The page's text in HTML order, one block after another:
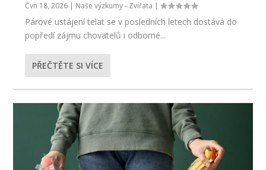
Čvn 18, 2026 | Naše výzkumy - Zvířata |
Párové ustájení telat se v posledních letech dostává do
popředí zájmu chovatelů i odborné...
PŘEČTĚTE SI VÍCE